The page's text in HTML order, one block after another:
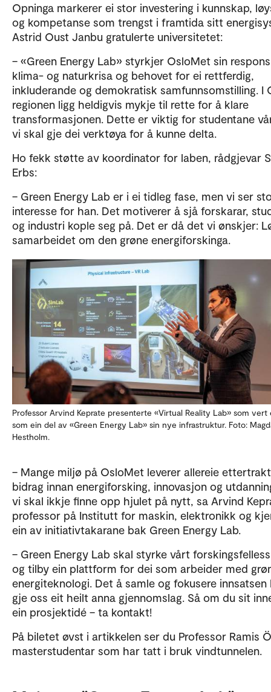
Opninga markerer ei stor investering i kunnskap,
og kompetanse som trengst i framtida sitt
Astrid Oust Janbu gratulerte universitetet:
– «Green Energy Lab» styrkjer OsloMet sin
klima- og naturkrisa og behovet for ei rettferdig,
inkluderande og demokratisk samfunnsomstilling. I
regionen ligg heldigvis mykje til rette for å klare
transformasjonen. Dette er viktig for studentane
vi skal gje dei verktøya for å kunne delta.
Ho fekk støtte av koordinator for laben, rådgjevar
Erbs:
– Green Energy Lab er i ei tidleg fase, men vi ser
interesse for han. Det motiverer å sjå forskarar,
og industri kople seg på. Det er då det vi ønskjer:
samarbeidet om den grøne energiforskinga.
Professor Arvind Keprate presenterte «Virtual Reality Lab» som vert
som ein del av «Green Energy Lab» sin nye infrastruktur. Foto:
Hestholm.
– Mange miljø på OsloMet leverer allereie
bidrag innan energiforsking, innovasjon og
vi skal ikkje finne opp hjulet på nytt, sa Arvind
professor på Institutt for maskin, elektronikk og
ein av initiativtakarane bak Green Energy Lab.
– Green Energy Lab skal styrke vårt
og tilby ein plattform for dei som arbeider med
energiteknologi. Det å samle og fokusere innsatsen
gje oss eit heilt anna gjennomslag. Så om du sit
ein prosjektidé – ta kontakt!
På biletet øvst i artikkelen ser du Professor Ramis
masterstudentar som har tatt i bruk vindtunnelen.